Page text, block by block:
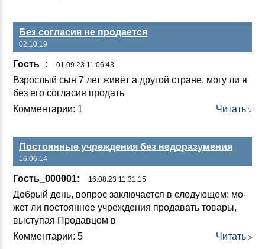
Без согласия не продается
02.10.19
Гость_: 01.09.23 11:06:43
Взрос­лый сын 7 лет жи­вёт а дру­гой стра­не, мо­гу ли я
без его сог­ла­сия про­дать
Комментарии: 1
Читать
Постоянные учреждения без недоразумения
16.06.14
Гость_000001: 16.08.23 11:31:15
Доб­рый день, воп­рос зак­лю­ча­ет­ся в сле­ду­ющем: мо­
жет ли пос­то­ян­ное уч­реж­де­ния про­да­вать то­ва­ры,
выс­ту­пая Про­дав­цом в
Комментарии: 5
Читать